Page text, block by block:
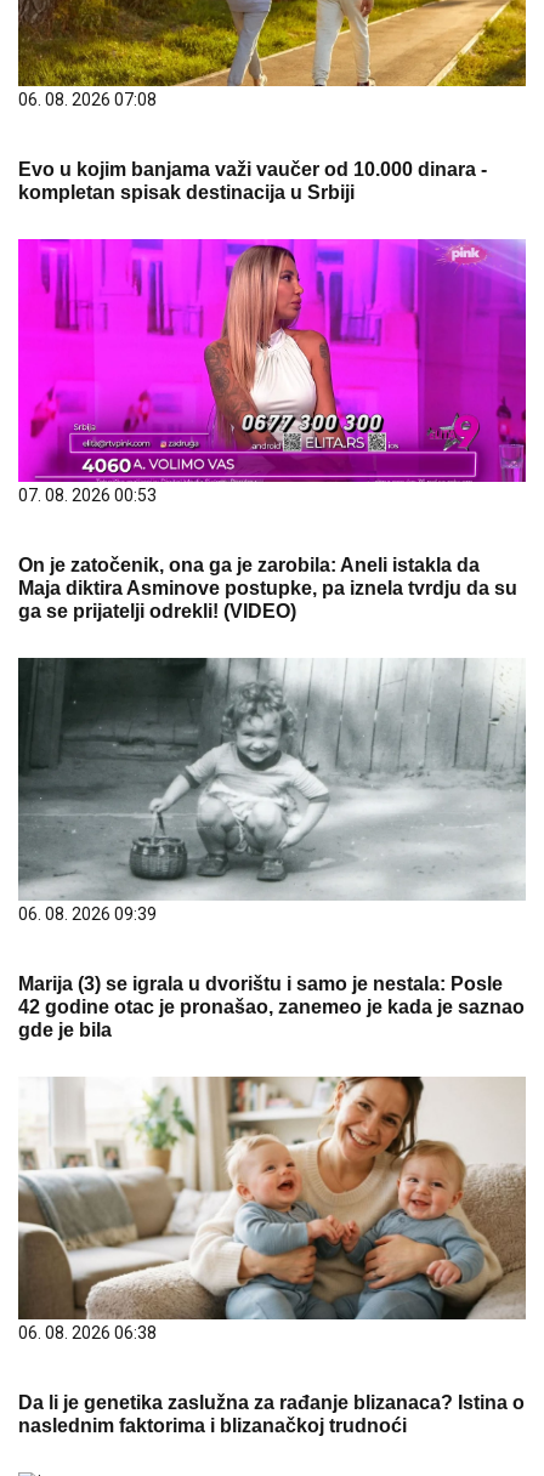
06. 08. 2026 07:08
Evo u kojim banjama važi vaučer od 10.000 dinara -
kompletan spisak destinacija u Srbiji
07. 08. 2026 00:53
On je zatočenik, ona ga je zarobila: Aneli istakla da
Maja diktira Asminove postupke, pa iznela tvrdju da su
ga se prijatelji odrekli! (VIDEO)
06. 08. 2026 09:39
Marija (3) se igrala u dvorištu i samo je nestala: Posle
42 godine otac je pronašao, zanemeo je kada je saznao
gde je bila
06. 08. 2026 06:38
Da li je genetika zaslužna za rađanje blizanaca? Istina o
naslednim faktorima i blizanačkoj trudnoći